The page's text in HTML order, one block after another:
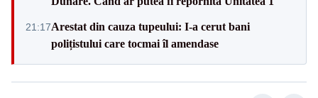
21:17Arestat din cauza tupeului: I-a cerut bani
polițistului care tocmai îl amendase